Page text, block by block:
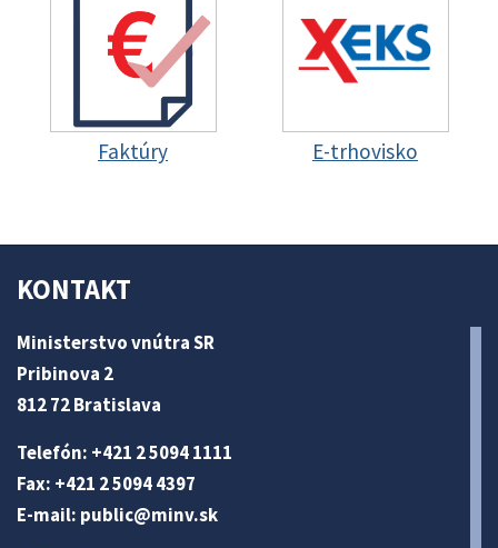
Faktúry E-trhovisko
KONTAKT
Ministerstvo vnútra SR
Pribinova 2
812 72 Bratislava
Telefón: +421 2 5094 1111
Fax: +421 2 5094 4397
E-mail: public@minv.sk